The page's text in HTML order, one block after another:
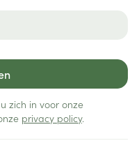
zich in voor onze
privacy policy.